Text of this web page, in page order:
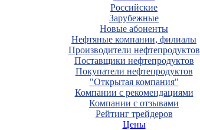
Российские
Зарубежные
Новые абоненты
Нефтяные компании, филиалы
Производители нефтепродуктов
Поставщики нефтепродуктов
Покупатели нефтепродуктов
"Открытая компания"
Компании с рекомендациями
Компании с отзывами
Рейтинг трейдеров
Цены